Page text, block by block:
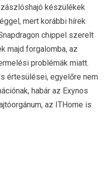
készülékek
mert korábbi hírek
chippel szerelt
majd forgalomba, az
problémák miatt.
értesülései, egyelőre nem
habár az Exynos
az ITHome is